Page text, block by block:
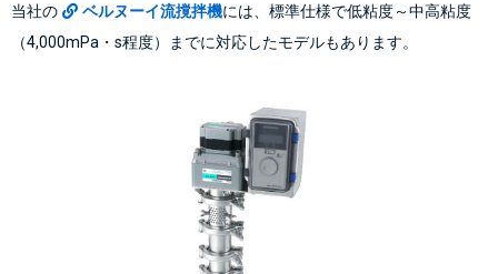
当社の ベルヌーイ流撹拌機には、標準仕様で低粘度～中高粘度
（4,000mPa・s程度）までに対応したモデルもあります。